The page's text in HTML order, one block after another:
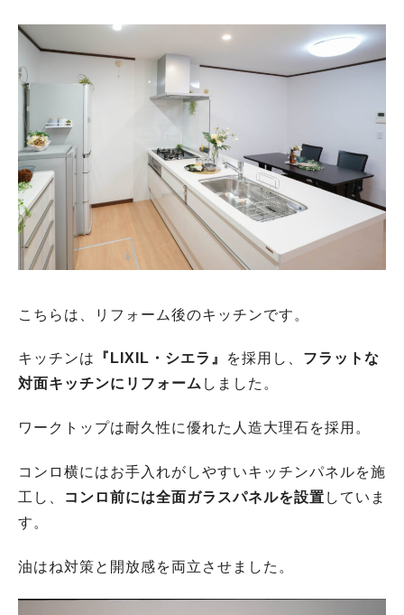
こちらは、リフォーム後のキッチンです。
キッチンは 『LIXIL・シエラ』 を採用し、 フラットな
対面キッチンにリフォーム しました。
ワークトップは耐久性に優れた人造大理石を採用。
コンロ横にはお手入れがしやすいキッチンパネルを施
工し、
コンロ前には全面ガラスパネルを設置 していま
す。
油はね対策と開放感を両立させました。